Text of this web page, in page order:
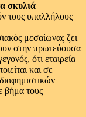
σκυλιά
τους υπαλλήλους
μεσαίωνας ζει
στην πρωτεύουσα
ότι εταιρεία
και σε
βήμα τους